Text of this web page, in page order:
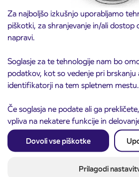
Za najboljšo izkušnjo uporabljamo
piškotki, za shranjevanje in/ali dostop
napravi.
Soglasje za te tehnologije nam bo
podatkov, kot so vedenje pri brskanju
identifikatorji na tem spletnem mestu.
Če soglasja ne podate ali ga
vpliva na nekatere funkcije in
Dovoli vse piškotke
Prilagodi
ČEŠNJEVEK – TRATA
Kranj
Preberite objavo